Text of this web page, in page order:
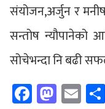
संयोजन,अर्जुन र
सन्तोष न्यौपानेको
सोचेभन्दा नि बढी
Facebook